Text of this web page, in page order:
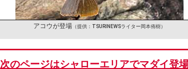
アコウが登場 （提供：TSURINEWSライター岡本侑樹）
次のページはシャローエリアでマダイ登場